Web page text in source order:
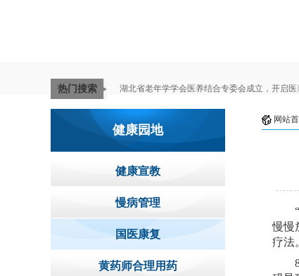
热门搜索 湖北省老年学学会医养结合专委会成立，开启
健康园地
健康宣教
慢病管理
国医康复
黄药师合理用药
网站
慢慢
疗法